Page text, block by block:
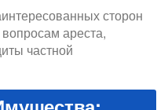
сторон
ареста,
частной